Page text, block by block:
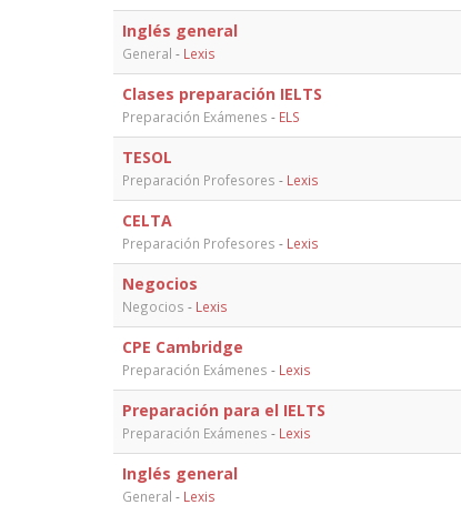
Inglés general
General - Lexis
Clases preparación IELTS
Preparación Exámenes - ELS
TESOL
Preparación Profesores - Lexis
CELTA
Preparación Profesores - Lexis
Negocios
Negocios - Lexis
CPE Cambridge
Preparación Exámenes - Lexis
Preparación para el IELTS
Preparación Exámenes - Lexis
Inglés general
General - Lexis